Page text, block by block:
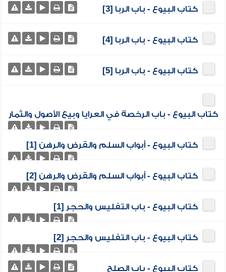
كتاب البيوع - باب الربا [3]
كتاب البيوع - باب الربا [4]
كتاب البيوع - باب الربا [5]
كتاب البيوع - باب الرخصة في العرايا وبيع الأصول والثمار
كتاب البيوع - أبواب السلم والقرض والرهن [1]
كتاب البيوع - أبواب السلم والقرض والرهن [2]
كتاب البيوع - باب التفليس والحجر [1]
كتاب البيوع - باب التفليس والحجر [2]
كتاب البيوع - باب الصلح